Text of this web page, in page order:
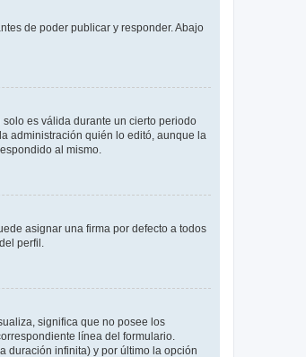
de poder publicar y responder. Abajo
es válida durante un cierto periodo
administración quién lo editó, aunque la
al mismo.
asignar una firma por defecto a todos
perfil.
significa que no posee los
línea del formulario.
duración infinita) y por último la opción